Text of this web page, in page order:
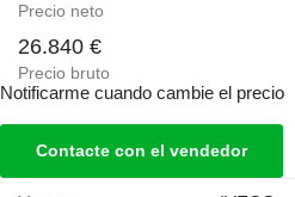
Precio neto
26.840 €
Precio bruto
Notificarme cuando cambie el precio
Contacte con el vendedor